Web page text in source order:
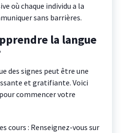
où chaque individu a la
sans barrières.
la langue
des signes peut être une
et gratifiante. Voici
commencer votre
cours : Renseignez-vous sur